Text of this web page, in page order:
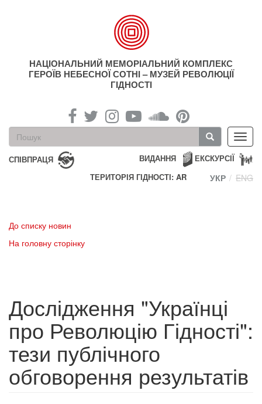
НАЦІОНАЛЬНИЙ МЕМОРІАЛЬНИЙ КОМПЛЕКС
ГЕРОЇВ НЕБЕСНОЇ СОТНІ – МУЗЕЙ РЕВОЛЮЦІЇ
ГІДНОСТІ
Пошукова
форма
Пошук
СПІВПРАЦЯ ЕКСКУРСІЇ
ВИДАННЯ
ТЕРИТОРІЯ ГІДНОСТІ: AR
УКР ENG
До списку новин
На головну сторінку
Дослідження "Українці
про Революцію Гідності":
тези публічного
обговорення результатів